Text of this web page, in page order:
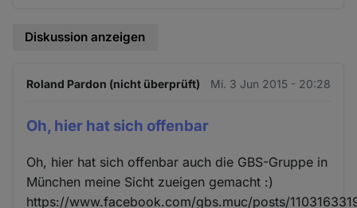
Diskussion anzeigen
Roland Pardon (nicht überprüft) Mi. 3 Jun 2015 - 20:28
Oh, hier hat sich offenbar
Oh, hier hat sich offenbar auch die GBS-Gruppe in
München meine Sicht zueigen gemacht :)
https://www.facebook.com/gbs.muc/posts/